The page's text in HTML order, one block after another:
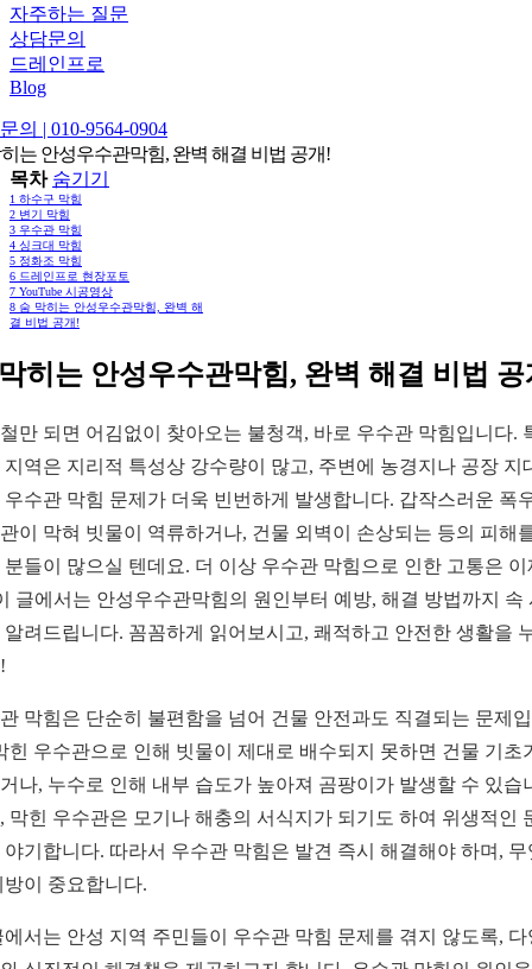
자주하는 질문
상담문의
드레인프로
Blog
의 | 010-9564-0904
는 안성우수관막힘, 완벽 해결 비법 공개!
목차 숨기기
1 하수구 막힘
2 변기 막힘
3 우수관 막힘
4 싱크대 막힘
5 정화조 막힘
6 드레인프로 현장포토
7 YouTube 시공영상
8 숨 막히는 안성우수관막힘, 완벽 해
결 비법 공개!
히는 안성우수관막힘, 완벽 해결 비법
만 되면 어김없이 찾아오는 불청객, 바로 우수관 막힘입니다.
지역은 지리적 특성상 강수량이 많고, 주변에 농경지나 공장 지
우수관 막힘 문제가 더욱 빈번하게 발생합니다. 갑작스러운 폭
이 막혀 빗물이 역류하거나, 건물 외벽이 손상되는 등의 피해
분들이 많으실 텐데요. 더 이상 우수관 막힘으로 인한 고통은 이
글에서는 안성우수관막힘의 원인부터 예방, 해결 방법까지 속
알려드립니다. 꼼꼼하게 읽어보시고, 쾌적하고 안전한 생활을
막힘은 단순히 불편함을 넘어 건물 안전과도 직결되는 문제
힌 우수관으로 인해 빗물이 제대로 배수되지 못하면 건물 기초
나, 누수로 인해 내부 습도가 높아져 곰팡이가 발생할 수 있습
막힌 우수관은 모기나 해충의 서식지가 되기도 하여 위생적인
야기합니다. 따라서 우수관 막힘은 발견 즉시 해결해야 하며, 무
방이 중요합니다.
에서는 안성 지역 주민들이 우수관 막힘 문제를 겪지 않도록, 다